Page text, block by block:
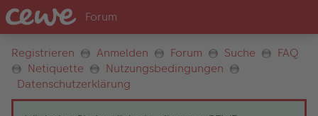
Registrieren Anmelden Forum Suche
FAQ
Netiquette
Nutzungsbedingungen
Datenschutzerklärung